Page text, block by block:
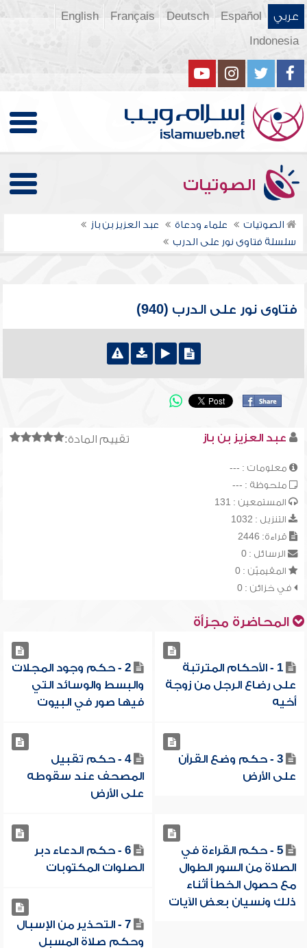
عربي Español
Deutsch
Français
English
Indonesia
الصوتيات
الصوتيات علماء ودعاة
عبد العزيز بن باز
سلسلة فتاوى نور على الدرب
فتاوى نور على الدرب (940)
تقييم المادة: عبد العزيز بن باز
معلومات : ---
ملحوظة : ---
المستمعين : 131
التنزيل : 1032
قراءة: 2446
الرسائل : 0
المقيميّن : 0
في خزائن : 0
المحاضرة مجزأة
1 - الأحكام المترتبة
على رضاع الرجل من زوجة
أخيه
2 - حكم وجود المجلات
والبسط والوسائد التي
فيها صور في البيوت
3 - حكم وضع القرآن
على الأرض
4 - حكم تقبيل
المصحف عند سقوطه
على الأرض
5 - حكم القراءة في
الصلاة من السور الطوال
مع حصول الخطأ أثناء
ذلك ونسيان بعض الآيات
6 - حكم الدعاء دبر
الصلوات المكتوبات
7 - التحذير من الإسبال
وحكم صلاة المسبل